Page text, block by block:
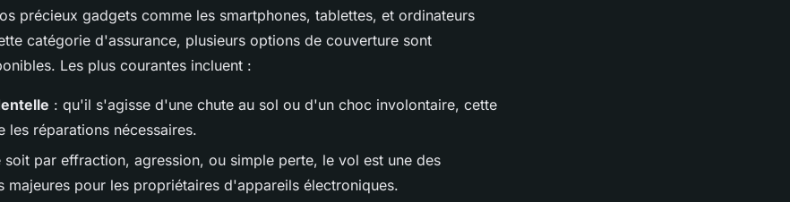
précieux gadgets comme les smartphones, tablettes, et ordinateurs
catégorie d'assurance, plusieurs options de couverture sont
Les plus courantes incluent :
: qu'il s'agisse d'une chute au sol ou d'un choc involontaire, cette
les réparations nécessaires.
soit par effraction, agression, ou simple perte, le vol est une des
majeures pour les propriétaires d'appareils électroniques.